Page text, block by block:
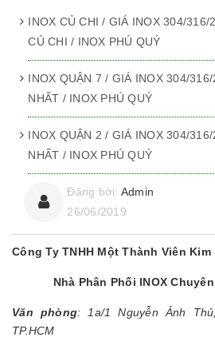
INOX CỦ CHI / GIÁ INOX 304/316/
CỦ CHI / INOX PHÚ QUÝ
INOX QUẬN 7 / GIÁ INOX 304/
NHẤT / INOX PHÚ QUÝ
INOX QUẬN 2 / GIÁ INOX 304/
NHẤT / INOX PHÚ QUÝ
Đăng bởi: Admin
26/06/2019
Công Ty TNHH Một Thành Viên
Nhà Phân Phối INOX
Văn phòng: 1a/1 Nguyễn Ảnh
TP.HCM